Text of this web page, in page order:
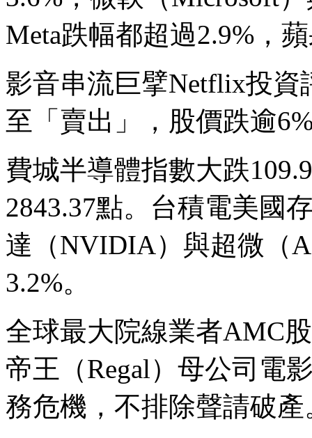
Meta跌幅都超過2.9%，
影音串流巨擘Netflix投資
至「賣出」，股價跌逾
費城半導體指數大跌
2843.37點。台積電美國
達（NVIDIA）與超微（
3.2%。
全球最大院線業者AMC
帝王（Regal）母公司電
務危機，不排除聲請破產